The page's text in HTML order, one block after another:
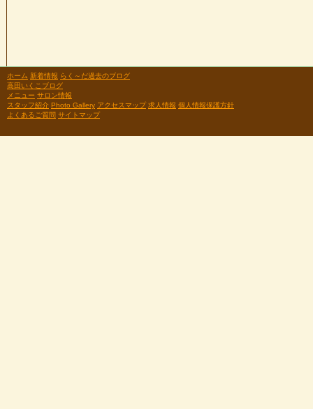
ホーム 新着情報 らく～だ過去のブログ
高田いくこブログ
メニュー サロン情報
スタッフ紹介 Photo Gallery アクセスマップ 求人情報 個人情報保護方針
よくあるご質問 サイトマップ